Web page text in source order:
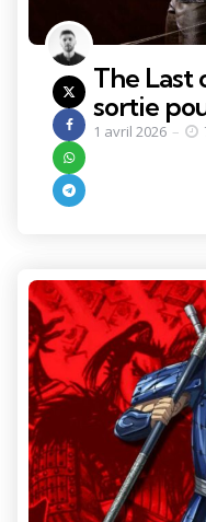
The Last
sortie
1 avril 2026